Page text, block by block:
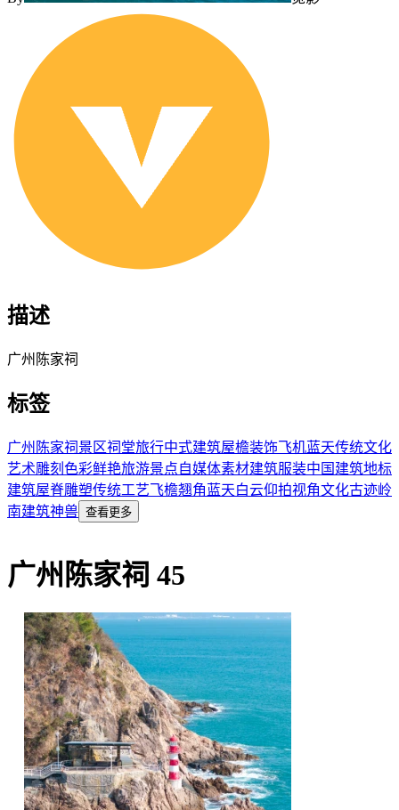
描述
广州陈家祠
标签
广州 陈家祠景区祠堂旅行中式建筑屋檐装饰飞机蓝天传统文化
艺术雕刻 色彩鲜艳旅游景点自媒体素材建筑服装中国建筑地标
建筑屋脊雕塑传统工艺飞檐翘角 蓝天白云仰拍视角文化古迹岭
南建筑神兽 查看更多
广州陈家祠 45